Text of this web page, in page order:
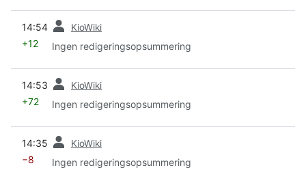
14:54 KioWiki
+12 Ingen redigeringsopsummering
14:53 KioWiki
+72 Ingen redigeringsopsummering
14:35 KioWiki
−8 Ingen redigeringsopsummering